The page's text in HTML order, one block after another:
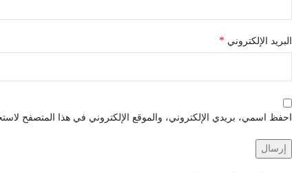
البريد الإلكتروني *
احفظ اسمي، بريدي الإلكتروني، والموقع الإلكتروني في هذا المتصفح